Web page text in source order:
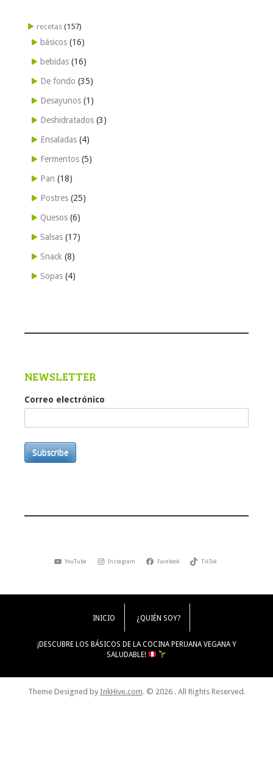
recetas (157)
básicos (16)
bebidas (16)
De fondo (35)
Desayunos (1)
Deshidratados (3)
Ensaladas (4)
Fermentos (5)
Pan (18)
Postres (25)
Quesos (6)
Salsas (17)
Snack (8)
Sopas (4)
NEWSLETTER
Correo electrónico
Subscribe
YouTube Instagram Facebook TikTok
INICIO ¿QUIÉN SOY?
¡DESCUBRE LOS BÁSICOS DE LA COCINA PERUANA VEGANA Y
SALUDABLE!
Theme Designed by InkHive.com. © 2026 . All Rights Reserved.